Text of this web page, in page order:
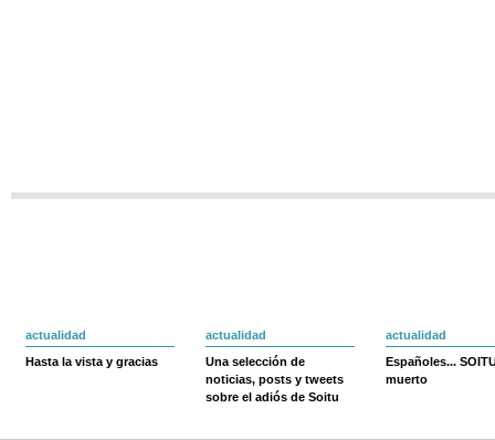
actualidad
Hasta la vista y gracias
actualidad
Una selección de
noticias, posts y tweets
sobre el adiós de Soitu
actualidad
Españoles...
muerto